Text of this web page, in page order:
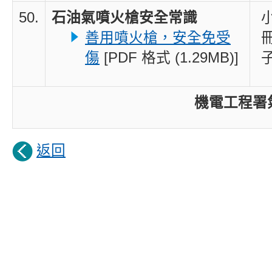
50.
石油氣噴火槍安全常識
善用噴火槍，安全免受
傷 [PDF 格式 (1.29MB)]
機電工程署
返回